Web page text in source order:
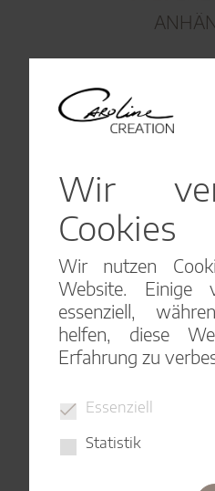
Wir
Cookies
Wir nutzen
Website. Einige
essenziell,
helfen, diese
Erfahrung zu
Essenziell
Statistik